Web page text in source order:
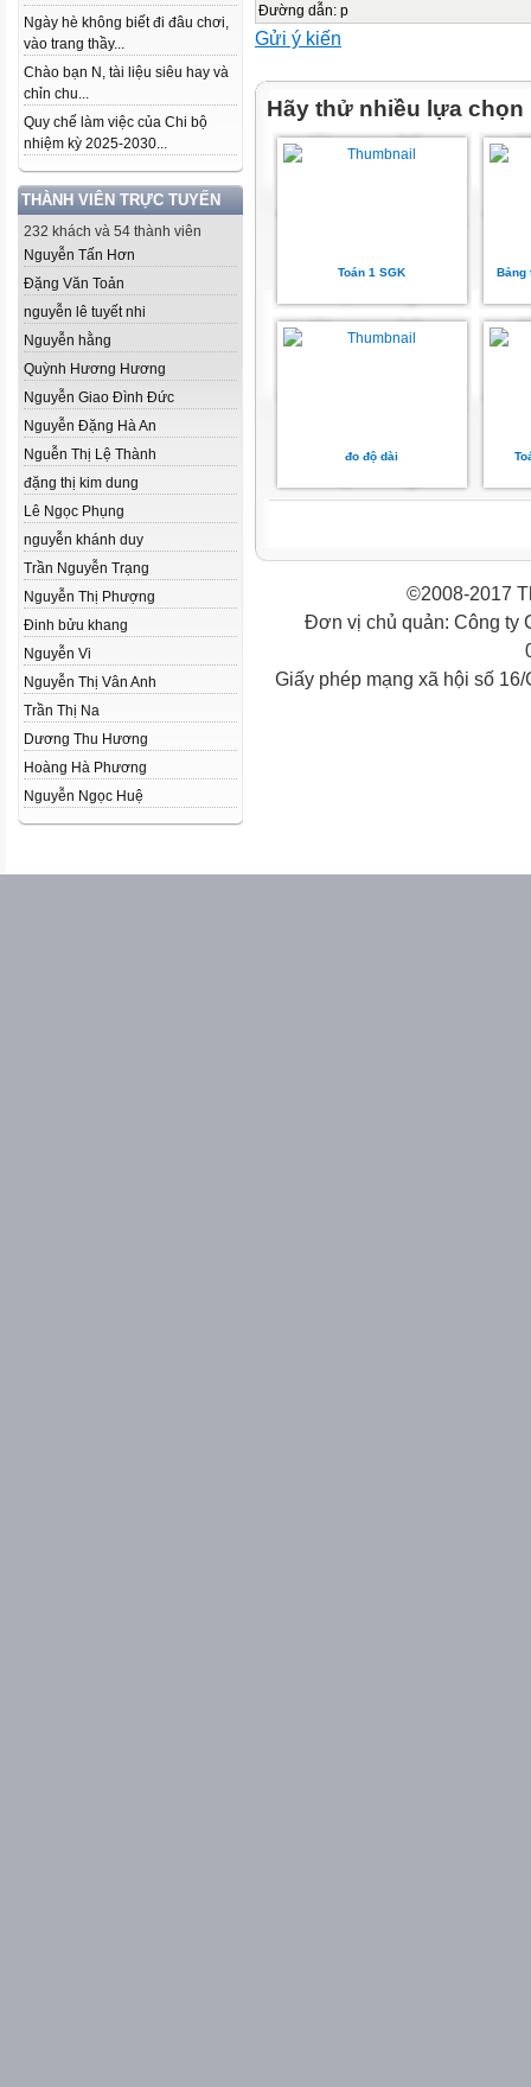
Ngày hè không biết đi đâu chơi,
vào trang thầy...
Chào bạn N, tài liệu siêu hay và
chỉn chu...
Quy chế làm việc của Chi bộ
nhiệm kỳ 2025-2030...
THÀNH VIÊN TRỰC TUYẾN
232 khách và 54 thành viên
Nguyễn Tấn Hơn
Đặng Văn Toản
nguyễn lê tuyết nhi
Nguyễn hằng
Quỳnh Hương Hương
Nguyễn Giao Đình Đức
Nguyễn Đặng Hà An
Nguễn Thị Lệ Thành
đặng thị kim dung
Lê Ngọc Phụng
nguyễn khánh duy
Trần Nguyễn Trạng
Nguyễn Thị Phượng
Đinh bửu khang
Nguyễn Vi
Nguyễn Thị Vân Anh
Trần Thị Na
Dương Thu Hương
Hoàng Hà Phương
Nguyễn Ngọc Huệ
Đường dẫn: p
Gửi ý kiến
Hãy thử nhiều lựa chọn
Toán 1 SGK Bảng
đo độ dài
©2008-2017
Đơn vị chủ quản: Công ty
Giấy phép mạng xã hội số